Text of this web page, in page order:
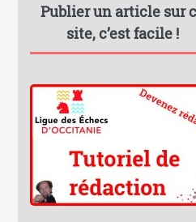
Publier un article sur
site, c’est facile !